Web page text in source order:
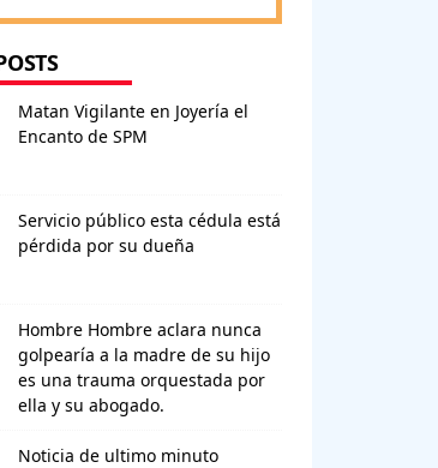
Matan Vigilante en Joyería el
Encanto de SPM
Servicio público esta cédula está
pérdida por su dueña
Hombre Hombre aclara nunca
golpearía a la madre de su hijo
es una trauma orquestada por
ella y su abogado.
Noticia de ultimo minuto